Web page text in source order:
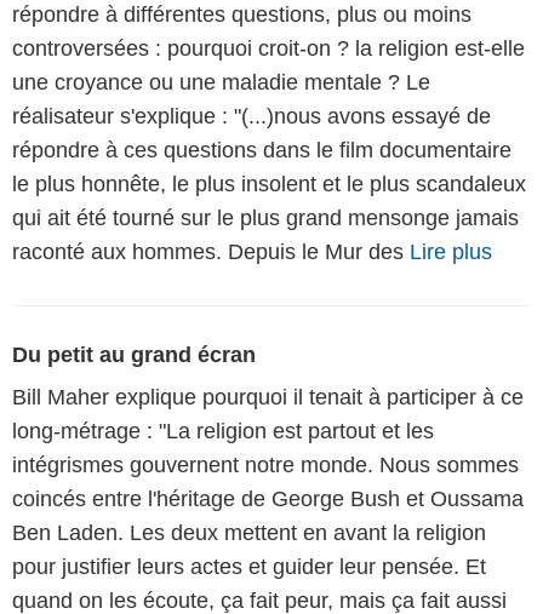
répondre à différentes questions, plus ou moins
controversées : pourquoi croit-on ? la religion est-elle
une croyance ou une maladie mentale ? Le
réalisateur s'explique : "(...)nous avons essayé de
répondre à ces questions dans le film documentaire
le plus honnête, le plus insolent et le plus scandaleux
qui ait été tourné sur le plus grand mensonge jamais
raconté aux hommes. Depuis le Mur des Lire plus
Du petit au grand écran
Bill Maher explique pourquoi il tenait à participer à ce
long-métrage : "La religion est partout et les
intégrismes gouvernent notre monde. Nous sommes
coincés entre l'héritage de George Bush et Oussama
Ben Laden. Les deux mettent en avant la religion
pour justifier leurs actes et guider leur pensée. Et
quand on les écoute, ça fait peur, mais ça fait aussi